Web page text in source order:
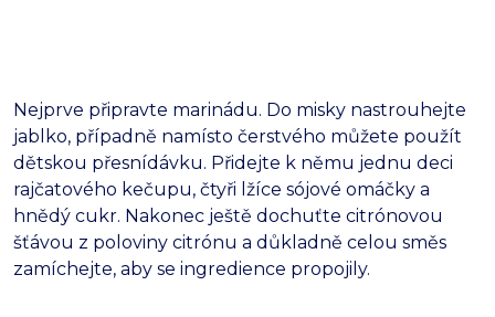
Nejprve připravte marinádu. Do misky nastrouhejte
jablko, případně namísto čerstvého můžete použít
dětskou přesnídávku. Přidejte k němu jednu deci
rajčatového kečupu, čtyři lžíce sójové omáčky a
hnědý cukr. Nakonec ještě dochuťte citrónovou
šťávou z poloviny citrónu a důkladně celou směs
zamíchejte, aby se ingredience propojily.